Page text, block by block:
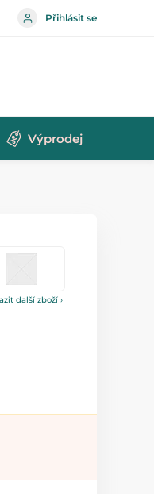
Přihlásit se
Výprodej
další zboží ›